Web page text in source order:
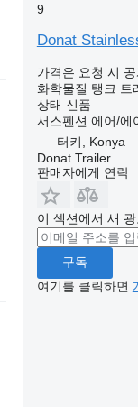
9
Donat
가격은 요청 시 공
화학물질 탱크 트
상태 신품
서스펜션 에어/에
터키, Konya
Donat Trailer
판매자에게 연락
이 섹션에서 새
구독
여기를 클릭하면